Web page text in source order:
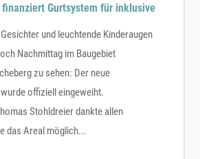
Gurtsystem für inklusive
und leuchtende Kinderaugen
Nachmittag im Baugebiet
zu sehen: Der neue
offiziell eingeweiht.
Stohldreier dankte allen
das Areal möglich...